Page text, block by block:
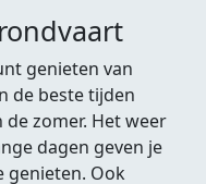
genieten van
de beste tijden
zomer. Het weer
dagen geven je
genieten. Ook